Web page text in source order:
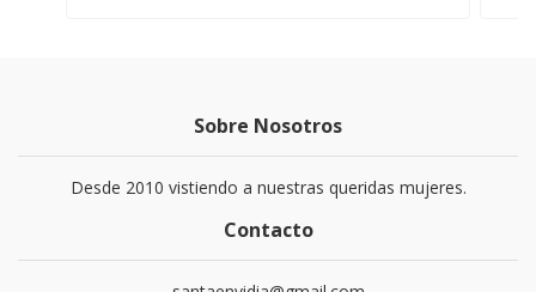
Sobre Nosotros
Desde 2010 vistiendo a nuestras queridas mujeres.
Contacto